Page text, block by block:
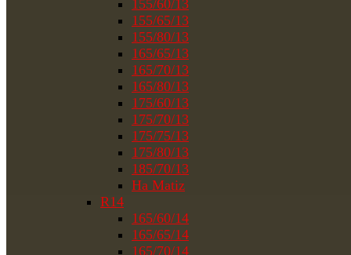
155/60/13
155/65/13
155/80/13
165/65/13
165/70/13
165/80/13
175/60/13
175/70/13
175/75/13
175/80/13
185/70/13
На Matiz
R14
165/60/14
165/65/14
165/70/14